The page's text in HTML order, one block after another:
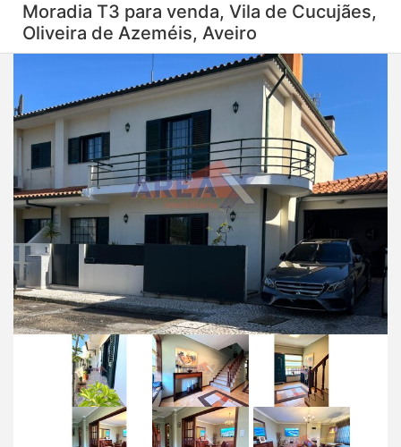
Moradia T3 para venda, Vila de Cucujães,
Oliveira de Azeméis, Aveiro